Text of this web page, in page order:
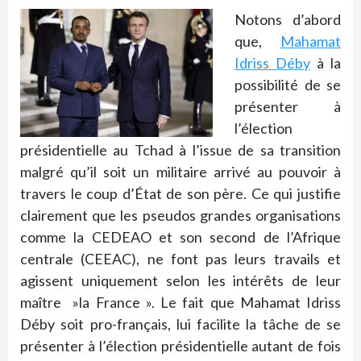
Notons d’abord
que, Mahamat
Idriss Déby à la
possibilité de se
présenter à
l’élection
présidentielle au Tchad à l’issue de sa transition
malgré qu’il soit un militaire arrivé au pouvoir à
travers le coup d’État de son père. Ce qui justifie
clairement que les pseudos grandes organisations
comme la CEDEAO et son second de l’Afrique
centrale (CEEAC), ne font pas leurs travails et
agissent uniquement selon les intérêts de leur
maître »la France ». Le fait que Mahamat Idriss
Déby soit pro-français, lui facilite la tâche de se
présenter à l’élection présidentielle autant de fois